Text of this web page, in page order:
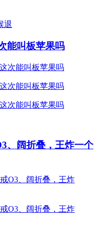
能叫板苹果吗
、阔折叠，王炸一个